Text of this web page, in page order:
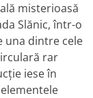
misterioasă
Slănic, într-o
una dintre cele
rar
iese în